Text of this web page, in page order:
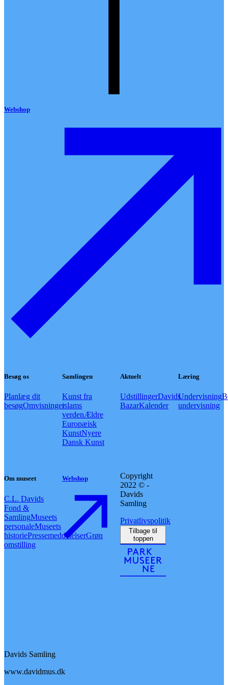
Webshop
Besøg os
Planlæg dit
besøgOmvisninger
Samlingen
Kunst fra
islams
verdenÆldre
Europæisk
KunstNyere
Dansk Kunst
Aktuelt
UdstillingerDavids
BazarKalender
Læring
Undervisning
undervisning
Om museet
C.L. Davids
Fond &
SamlingMuseets
personaleMuseets
historiePressemeddelelserGrøn
omstilling
Webshop
Copyright
2022 © -
Davids
Samling
Privatlivspolitik
Tilbage til
toppen
Davids Samling
www.davidmus.dk